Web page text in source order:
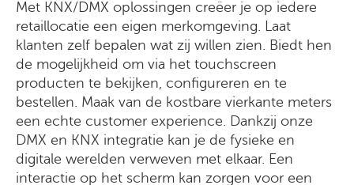
Met KNX/DMX oplossingen creëer je op iedere
retaillocatie een eigen merkomgeving. Laat
klanten zelf bepalen wat zij willen zien. Biedt hen
de mogelijkheid om via het touchscreen
producten te bekijken, configureren en te
bestellen. Maak van de kostbare vierkante meters
een echte customer experience. Dankzij onze
DMX en KNX integratie kan je de fysieke en
digitale werelden verweven met elkaar. Een
interactie op het scherm kan zorgen voor een